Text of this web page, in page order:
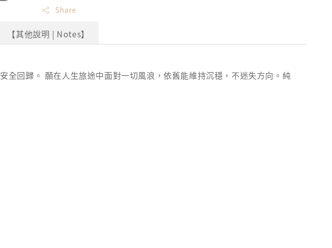
Share
【其他說明 | Notes】
回歸。 願在人生旅途中面對一切風浪，依舊能維持沉穩，不迷失方向。純